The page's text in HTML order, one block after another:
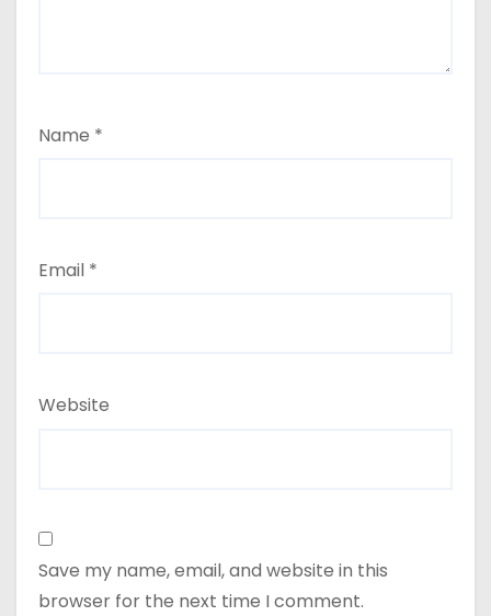
Name *
Email *
Website
Save my name, email, and website in this
browser for the next time I comment.